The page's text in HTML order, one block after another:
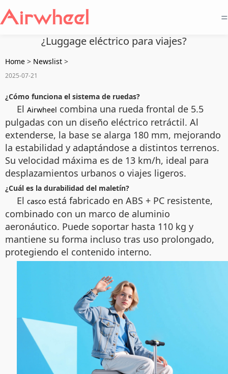
=
¿Luggage eléctrico para viajes?
Home > Newslist >
2025-07-21
¿Cómo funciona el sistema de ruedas?
El Airwheel combina una rueda frontal de 5.5
pulgadas con un diseño eléctrico retráctil. Al
extenderse, la base se alarga 180 mm, mejorando
la estabilidad y adaptándose a distintos terrenos.
Su velocidad máxima es de 13 km/h, ideal para
desplazamientos urbanos o viajes ligeros.
¿Cuál es la durabilidad del maletín?
El casco está fabricado en ABS + PC resistente,
combinado con un marco de aluminio
aeronáutico. Puede soportar hasta 110 kg y
mantiene su forma incluso tras uso prolongado,
protegiendo el contenido interno.